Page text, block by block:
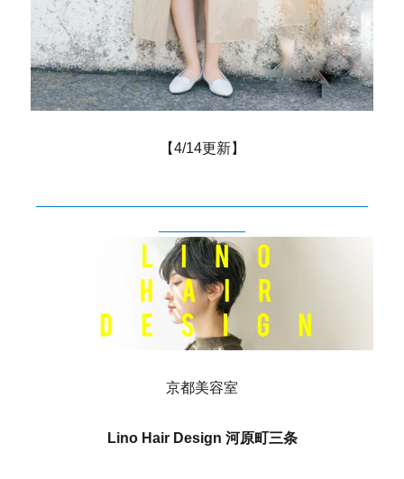
【4/14更新】
京都美容室
Lino Hair Design 河原町三条